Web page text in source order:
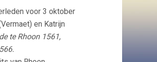
voor 3 oktober
en Katrijn
te Rhoon 1561,